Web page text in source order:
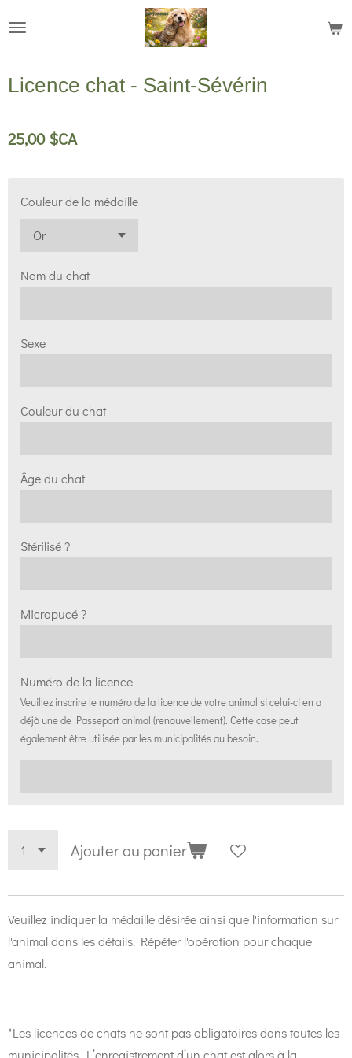
principal
Licence chat - Saint-Sévérin
25,00 $CA
Couleur de la médaille
Nom du chat
Sexe
Couleur du chat
Âge du chat
Stérilisé ?
Micropucé ?
Numéro de la licence
Veuillez inscrire le numéro de la licence de votre animal si celui-ci en a
déjà une de Passeport animal (renouvellement). Cette case peut
également être utilisée par les municipalités au besoin.
Ajouter au panier
Veuillez indiquer la médaille désirée ainsi que l'information sur
l'animal dans les détails. Répéter l'opération pour chaque
animal.
*Les licences de chats ne sont pas obligatoires dans toutes les
municipalités. L’enregistrement d’un chat est alors à la